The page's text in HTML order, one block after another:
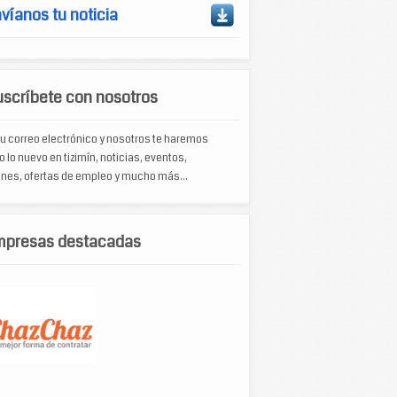
tu noticia
con nosotros
correo electrónico y nosotros te haremos
lo nuevo en tizimín, noticias, eventos,
ofertas de empleo y mucho más...
destacadas